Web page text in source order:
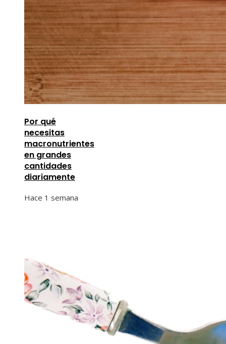
Por qué
necesitas
macronutrientes
en grandes
cantidades
diariamente
Hace 1 semana